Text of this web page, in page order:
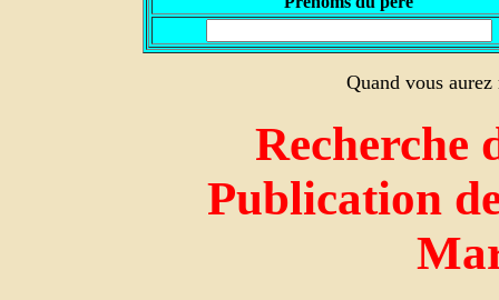
Quand vous
Recherche
Publication